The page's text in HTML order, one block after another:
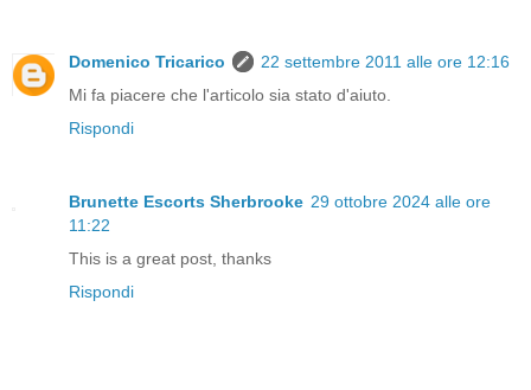
Domenico Tricarico
22 settembre 2011 alle ore 12:16
Mi fa piacere che l'articolo sia stato d'aiuto.
Rispondi
Brunette Escorts Sherbrooke 29 ottobre 2024 alle ore
11:22
This is a great post, thanks
Rispondi